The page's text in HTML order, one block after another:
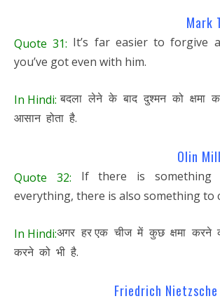
Mark
Quote 31: It’s far easier to forgive
you’ve got even with him.
In Hindi: बदला लेने के बाद दुश्मन को क्षमा
आसान होता है.
Olin
Quote 32: If there is something
everything, there is also something to
In Hindi:अगर हर एक चीज में कुछ क्षमा करने
करने को भी है.
Friedrich